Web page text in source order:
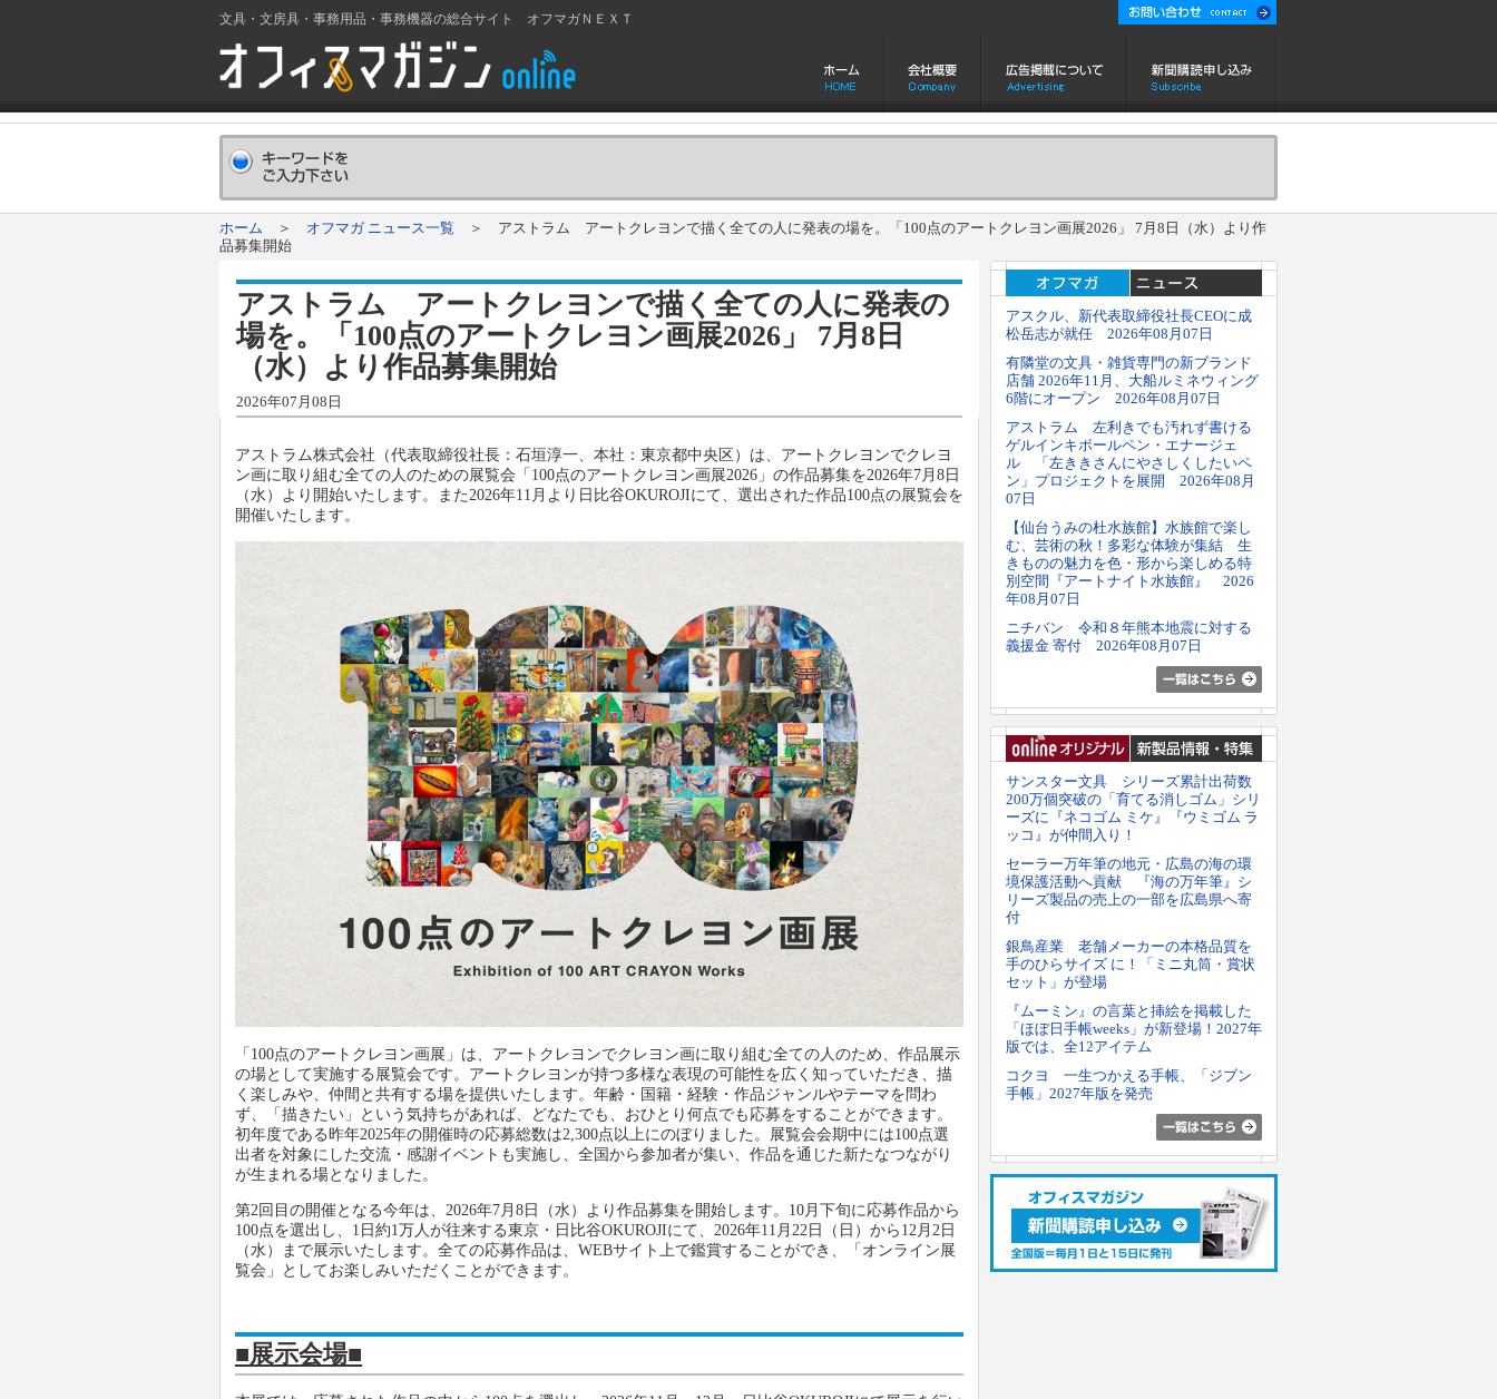
文具・文房具・事務用品・事務機器の総合サイト オフマガＮＥＸＴ
ホーム ＞ オフマガ ニュース一覧 ＞ アストラム アートクレヨンで描く全ての人に発表の場を。「100点のアートクレヨン画展2026」 7月8日（水）より作
品募集開始
アストラム アートクレヨンで描く全ての人に発表の
場を。「100点のアートクレヨン画展2026」 7月8日
（水）より作品募集開始
2026年07月08日
アストラム株式会社（代表取締役社長：石垣淳一、本社：東京都中央区）は、アートクレヨンでクレヨ
ン画に取り組む全ての人のための展覧会「100点のアートクレヨン画展2026」の作品募集を2026年7月8日
（水）より開始いたします。また2026年11月より日比谷OKUROJIにて、選出された作品100点の展覧会を
開催いたします。
「100点のアートクレヨン画展」は、アートクレヨンでクレヨン画に取り組む全ての人のため、作品展示
の場として実施する展覧会です。アートクレヨンが持つ多様な表現の可能性を広く知っていただき、描
く楽しみや、仲間と共有する場を提供いたします。年齢・国籍・経験・作品ジャンルやテーマを問わ
ず、「描きたい」という気持ちがあれば、どなたでも、おひとり何点でも応募をすることができます。
初年度である昨年2025年の開催時の応募総数は2,300点以上にのぼりました。展覧会会期中には100点選
出者を対象にした交流・感謝イベントも実施し、全国から参加者が集い、作品を通じた新たなつながり
が生まれる場となりました。
第2回目の開催となる今年は、2026年7月8日（水）より作品募集を開始します。10月下旬に応募作品から
100点を選出し、1日約1万人が往来する東京・日比谷OKUROJIにて、2026年11月22日（日）から12月2日
（水）まで展示いたします。全ての応募作品は、WEBサイト上で鑑賞することができ、「オンライン展
覧会」としてお楽しみいただくことができます。
■展示会場■
アスクル、新代表取締役社長CEOに成
松岳志が就任 2026年08月07日
有隣堂の文具・雑貨専門の新ブランド
店舗 2026年11月、大船ルミネウィング
6階にオープン 2026年08月07日
アストラム 左利きでも汚れず書ける
ゲルインキボールペン・エナージェ
ル 「左ききさんにやさしくしたいペ
ン」プロジェクトを展開 2026年08月
07日
【仙台うみの杜水族館】水族館で楽し
む、芸術の秋！多彩な体験が集結 生
きものの魅力を色・形から楽しめる特
別空間『アートナイト水族館』 2026
年08月07日
ニチバン 令和８年熊本地震に対する
義援金 寄付 2026年08月07日
サンスター文具 シリーズ累計出荷数
200万個突破の「育てる消しゴム」シリ
ーズに『ネコゴム ミケ』『ウミゴム ラ
ッコ』が仲間入り！
セーラー万年筆の地元・広島の海の環
境保護活動へ貢献 『海の万年筆』シ
リーズ製品の売上の一部を広島県へ寄
付
銀鳥産業 老舗メーカーの本格品質を
手のひらサイズ に！「ミニ丸筒・賞状
セット」が登場
『ムーミン』の言葉と挿絵を掲載した
「ほぼ日手帳weeks」が新登場！2027年
版では、全12アイテム
コクヨ 一生つかえる手帳、「ジブン
手帳」2027年版を発売